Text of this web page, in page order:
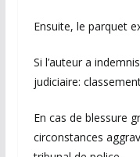
Ensuite, le parquet
Si l’auteur a
judiciaire:
En cas de blessure
circonstances